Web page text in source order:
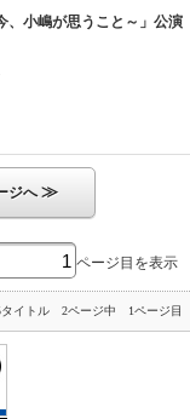
、小嶋が思うこと～」公演
ジへ≫
ページ目を表示
タイトル 2ページ中 1ページ目